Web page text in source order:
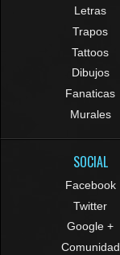
Letras
Trapos
Tattoos
Dibujos
Fanaticas
Murales
SOCIAL
Facebook
Twitter
Google +
Comunidad